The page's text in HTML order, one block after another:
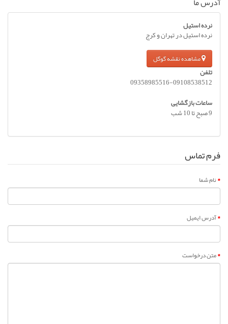
نرده استیل
نرده استیل در تهران و کرج
مشاهده نقشه گوگل
تلفن
09358985516-09108538512
ساعات بازگشایی
9 صبح تا 10 شب
فرم تماس
نام شما
آدرس ایمیل
متن درخواست